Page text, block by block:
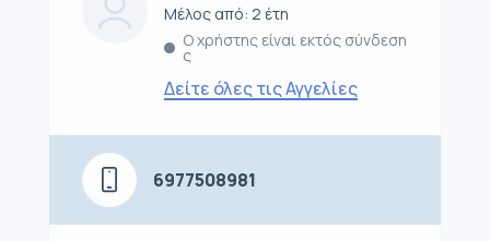
Μέλος από: 2 έτη
Ο χρήστης είναι εκτός σύνδεση
ς
Δείτε όλες τις Αγγελίες
6977508981